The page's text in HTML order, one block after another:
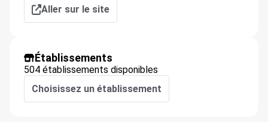
Aller sur le site
Établissements
504 établissements disponibles
Choisissez un établissement